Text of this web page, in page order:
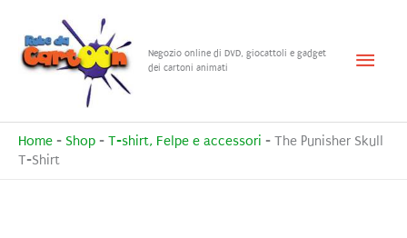
contenuto
Negozio online di DVD, giocattoli e gadget
dei cartoni animati
Menu
Home - Shop - T-shirt, Felpe e accessori - The Punisher Skull
T-Shirt